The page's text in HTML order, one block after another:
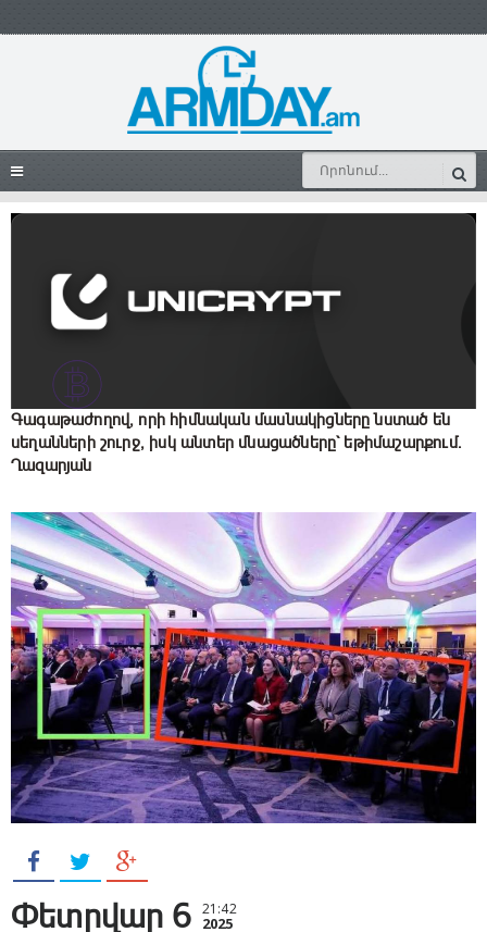
Գագաթաժողով, որի հիմնական մասնակիցները նստած են
սեղանների շուրջ, իսկ անտեր մնացածները` եթիմաշարքում.
Ղազարյան
Փետրվար 6 21:42
2025